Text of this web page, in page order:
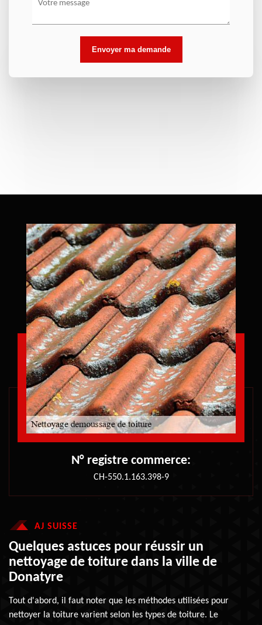
N° registre commerce:
CH-550.1.163.398-9
AJ SUISSE
Quelques astuces pour réussir un
nettoyage de toiture dans la ville de
Donatyre
Tout d'abord, il faut noter que les méthodes utilisées pour
nettoyer la toiture varient selon les types de toiture. Le